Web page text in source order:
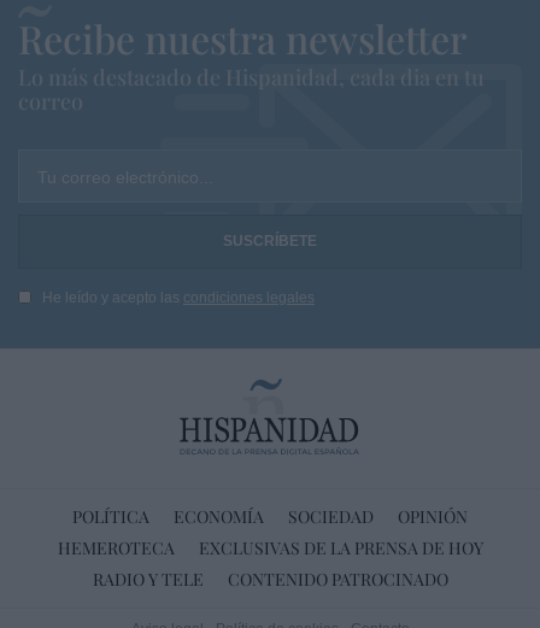
Recibe nuestra newsletter
Lo más destacado de Hispanidad, cada dia en tu
correo
Tu correo electrónico...
He leído y acepto las condiciones legales
POLÍTICA ECONOMÍA SOCIEDAD
OPINIÓN
HEMEROTECA
EXCLUSIVAS DE LA PRENSA DE HOY
RADIO Y TELE
CONTENIDO PATROCINADO